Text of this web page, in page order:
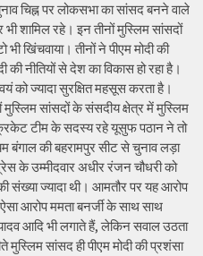
चिह्न पर लोकसभा का सांसद बनने वाले
शामिल रहे। इन तीनों मुस्लिम सांसदों
खिंचवाया। तीनों ने पीएम मोदी की
नीतियों से देश का विकास हो रहा है।
को ज्यादा सुरक्षित महसूस करता है।
सांसदों के संसदीय क्षेत्र में मुस्लिम
टीम के सदस्य रहे यूसुफ पठान ने तो
की बहरामपुर सीट से चुनाव लड़ा
के उम्मीदवार अधीर रंजन चौधरी को
संख्या ज्यादा थी। आमतौर पर यह आरोप
ऐसा आरोप ममता बनर्जी के साथ साथ
आदि भी लगाते हैं, लेकिन सवाल उठता
सांसद ही पीएम मोदी की प्रशंसा